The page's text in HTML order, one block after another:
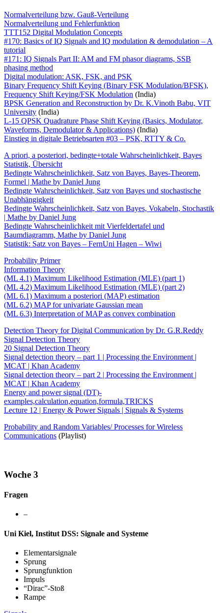
Normalverteilung bzw. Gauß-Verteilung
Normalverteilung und Fehlerfunktion
TTT152 Digital Modulation Concepts
#170: Basics of IQ Signals and IQ modulation & demodulation – A
tutorial
#171: IQ Signals Part II: AM and FM phasor diagrams, SSB
phasing method
Digital modulation: ASK, FSK, and PSK
Binary Frequency Shift Keying (Binary FSK Modulation/BFSK),
Frequency Shift Keying/FSK Modulation (India)
BPSK Generation and Reconstruction by Dr. K.Vinoth Babu, VIT
University (India)
L-15 QPSK Quadrature Phase Shift Keying (Basics, Modulator,
Waveforms, Demodulator & Applications) (India)
Einstieg in digitale Betriebsarten #03 – PSK, RTTY & Co.
A priori, a posteriori, bedingte+totale Wahrscheinlichkeit, Bayes
Statistik, Übersicht
Bedingte Wahrscheinlichkeit, Satz von Bayes, Bayes-Theorem,
Formel | Mathe by Daniel Jung
Bedingte Wahrscheinlichkeit, Satz von Bayes und stochastische
Unabhängigkeit
Bedingte Wahrscheinlichkeit, Satz von Bayes, Vokabeln, Stochastik
| Mathe by Daniel Jung
Bedingte Wahrscheinlichkeit mit Vierfeldertafel und
Baumdiagramm, Mathe by Daniel Jung
Statistik: Satz von Bayes – FernUni Hagen – Wiwi
Probability Primer
Information Theory
(ML 4.1) Maximum Likelihood Estimation (MLE) (part 1)
(ML 4.2) Maximum Likelihood Estimation (MLE) (part 2)
(ML 6.1) Maximum a posteriori (MAP) estimation
(ML 6.2) MAP for univariate Gaussian mean
(ML 6.3) Interpretation of MAP as convex combination
Detection Theory for Digital Communication by Dr. G.R.Reddy
Signal Detection Theory
20 Signal Detection Theory
Signal detection theory – part 1 | Processing the Environment |
MCAT | Khan Academy
Signal detection theory – part 2 | Processing the Environment |
MCAT | Khan Academy
Energy and power signal (DT)-
examples,calculation,equation,formula,TRICKS
Lecture 12 | Energy & Power Signals | Signals & Systems
Probability and Random Variables/ Processes for Wireless
Communications (Playlist)
Woche 3
Fragen
–
Uni Kiel, Institut DSS: Signale and Systeme
Elementarsignale
Sprung
Sprungfunktion
Impuls
“Dirac”-Stoß
Rampe